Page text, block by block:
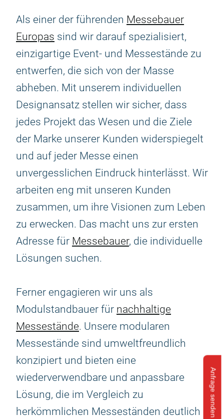
Anfrage senden
Als einer der führenden Messebauer
Europas sind wir darauf spezialisiert,
einzigartige Event- und Messestände zu
entwerfen, die sich von der Masse
abheben. Mit unserem individuellen
Designansatz stellen wir sicher, dass
jedes Projekt das Wesen und die Ziele
der Marke unserer Kunden widerspiegelt
und auf jeder Messe einen
unvergesslichen Eindruck hinterlässt. Wir
arbeiten eng mit unseren Kunden
zusammen, um ihre Visionen zum Leben
zu erwecken. Das macht uns zur ersten
Adresse für Messebauer, die individuelle
Lösungen suchen.
Ferner engagieren wir uns als
Modulstandbauer für nachhaltige
Messestände. Unsere modularen
Messestände sind umweltfreundlich
konzipiert und bieten eine
wiederverwendbare und anpassbare
Lösung, die im Vergleich zu
herkömmlichen Messeständen deutlich